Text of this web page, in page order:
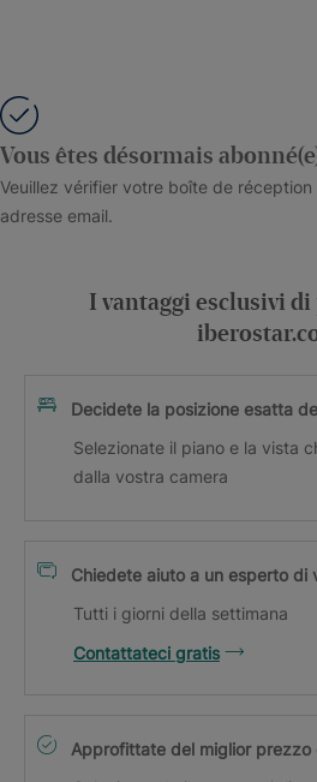
Vous êtes désormais
Veuillez vérifier votre boîte de
adresse email.
I vantaggi esclusivi
Decidete la posizione esatta
Selezionate il piano e la vista
dalla vostra camera
Chiedete aiuto a un esperto di
Tutti i giorni della settimana
Contattateci gratis
Approfittate del miglior prezzo